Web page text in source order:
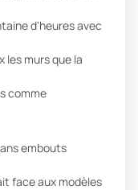
d'heures avec
les murs que la
comme
embouts
face aux modèles